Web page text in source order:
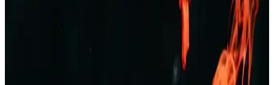
Bej rengi erkek ceketler, çok yönlülüğü ve şıklığıyla her sezon ve
ortamda tercih edilir. Farklı modeller ve kombinasyon önerileriyle
Erkek Kot Şort Modası 2023: Yaz Aylarında Şık ve